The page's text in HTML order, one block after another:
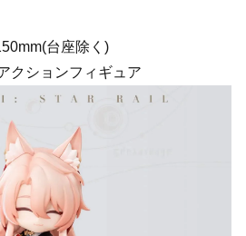
台座除く)
クションフィギュア